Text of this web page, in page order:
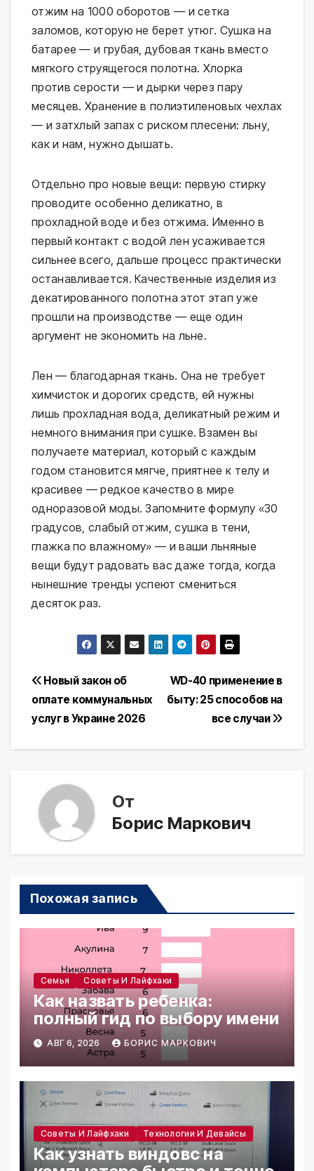
отжим на 1000 оборотов — и сетка
заломов, которую не берет утюг. Сушка на
батарее — и грубая, дубовая ткань вместо
мягкого струящегося полотна. Хлорка
против серости — и дырки через пару
месяцев. Хранение в полиэтиленовых чехлах
— и затхлый запах с риском плесени: льну,
как и нам, нужно дышать.
Отдельно про новые вещи: первую стирку
проводите особенно деликатно, в
прохладной воде и без отжима. Именно в
первый контакт с водой лен усаживается
сильнее всего, дальше процесс практически
останавливается. Качественные изделия из
декатированного полотна этот этап уже
прошли на производстве — еще один
аргумент не экономить на льне.
Лен — благодарная ткань. Она не требует
химчисток и дорогих средств, ей нужны
лишь прохладная вода, деликатный режим и
немного внимания при сушке. Взамен вы
получаете материал, который с каждым
годом становится мягче, приятнее к телу и
красивее — редкое качество в мире
одноразовой моды. Запомните формулу «30
градусов, слабый отжим, сушка в тени,
глажка по влажному» — и ваши льняные
вещи будут радовать вас даже тогда, когда
нынешние тренды успеют смениться
десяток раз.
Навигация
по
записям
WD-40 применение в
быту: 25 способов на
все случаи
Новый закон об
оплате коммунальных
услуг в Украине 2026
От
Борис Маркович
Похожая запись
Семья Советы И Лайфхаки
Как назвать ребенка:
полный гид по выбору имени
АВГ 6, 2026 БОРИС МАРКОВИЧ
Советы И Лайфхаки Технологии И Девайсы
Как узнать виндовс на